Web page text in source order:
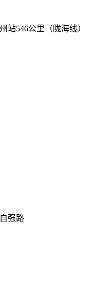
站546公里（陇海线）
强路